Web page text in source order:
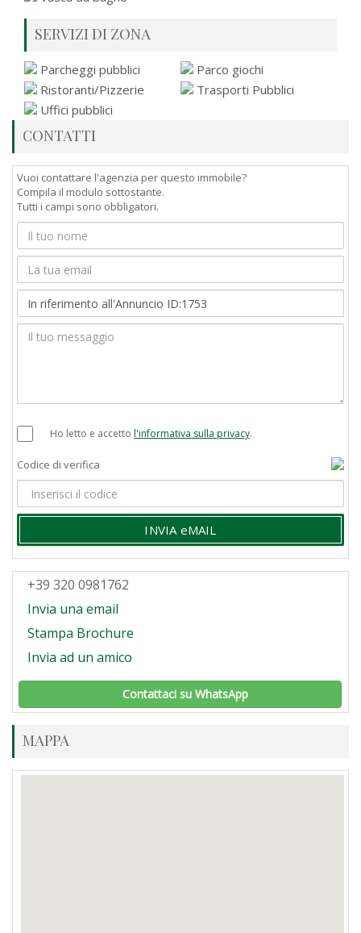
SERVIZI DI ZONA
Parcheggi pubblici
Parco giochi
Ristoranti/Pizzerie
Trasporti Pubblici
Uffici pubblici
CONTATTI
Vuoi contattare l'agenzia per questo immobile?
Compila il modulo sottostante.
Tutti i campi sono obbligatori.
Ho letto e accetto l'informativa sulla privacy.
Codice di verifica
INVIA eMAIL
+39 320 0981762
Invia una email
Stampa Brochure
Invia ad un amico
Contattaci su WhatsApp
MAPPA